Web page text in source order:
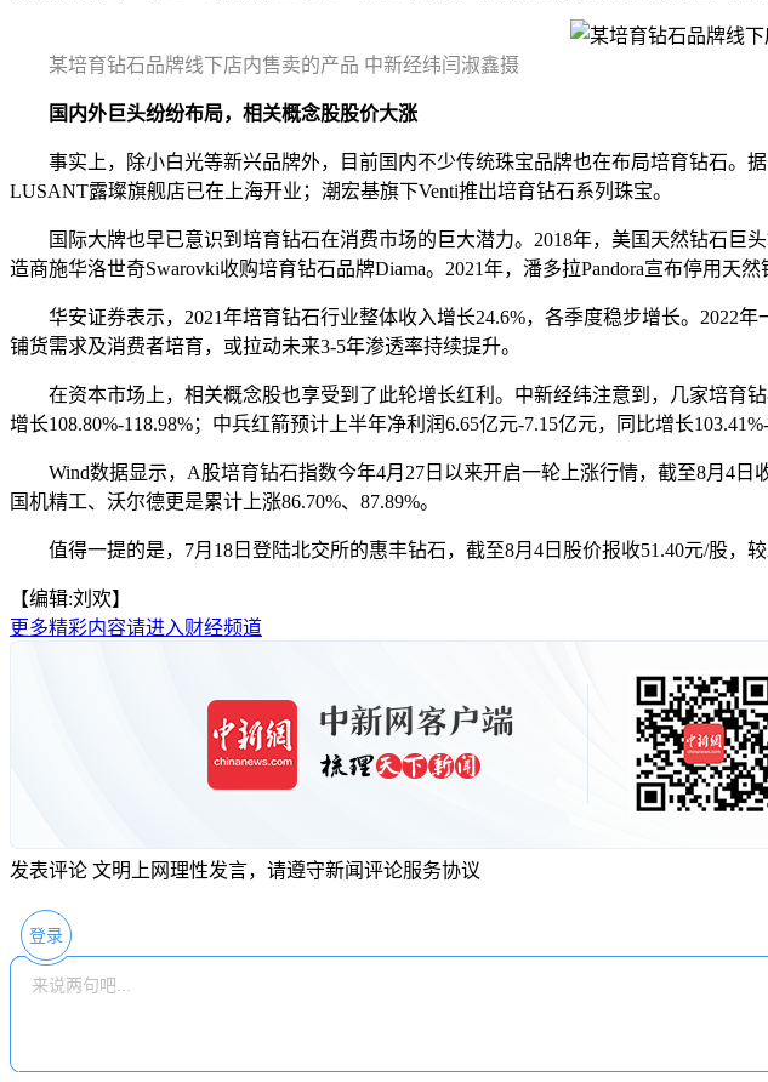
某培育钻石品牌线下店内售卖的产品 中新经纬闫淑鑫摄
国内外巨头纷纷布局，相关概念股股价大涨
事实上，除小白光等新兴品牌外，目前国内不少传统珠宝品牌也在布局培育钻石。
LUSANT露璨旗舰店已在上海开业；潮宏基旗下Venti推出培育钻石系列珠宝。
国际大牌也早已意识到培育钻石在消费市场的巨大潜力。2018年，美国天然钻石巨头
造商施华洛世奇Swarovki收购培育钻石品牌Diama。2021年，潘多拉Pandora宣布停用天
华安证券表示，2021年培育钻石行业整体收入增长24.6%，各季度稳步增长。2022年
铺货需求及消费者培育，或拉动未来3-5年渗透率持续提升。
在资本市场上，相关概念股也享受到了此轮增长红利。中新经纬注意到，几家培育钻
增长108.80%-118.98%；中兵红箭预计上半年净利润6.65亿元-7.15亿元，同比增长
Wind数据显示，A股培育钻石指数今年4月27日以来开启一轮上涨行情，截至8月4日
国机精工、沃尔德更是累计上涨86.70%、87.89%。
值得一提的是，7月18日登陆北交所的惠丰钻石，截至8月4日股价报收51.40元/股，较
【编辑:刘欢】
更多精彩内容请进入财经频道
发表评论 文明上网理性发言，请遵守新闻评论服务协议
登录